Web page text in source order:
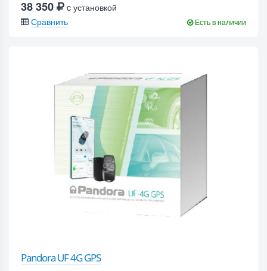
38 350
c установкой
Сравнить
Есть в наличии
Pandora UF 4G GPS